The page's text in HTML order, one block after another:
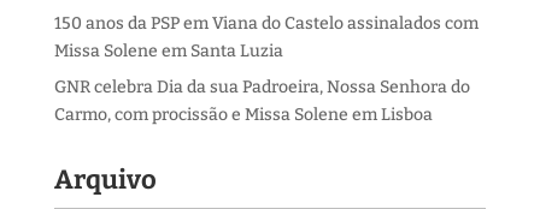
150 anos da PSP em Viana do Castelo assinalados com
Missa Solene em Santa Luzia
GNR celebra Dia da sua Padroeira, Nossa Senhora do
Carmo, com procissão e Missa Solene em Lisboa
Arquivo